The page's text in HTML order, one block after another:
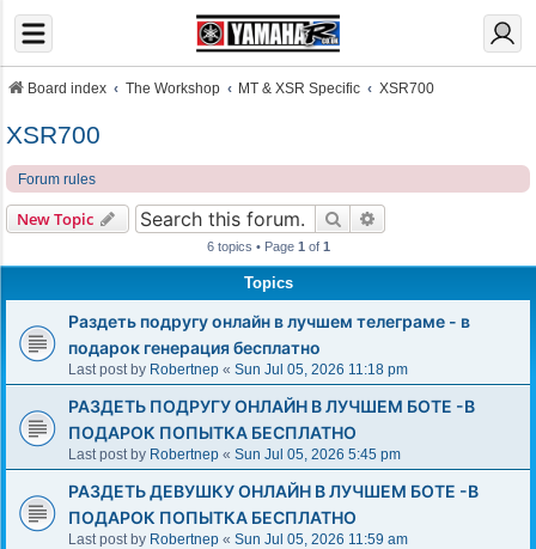
Board index The Workshop MT & XSR Specific XSR700
XSR700
Forum rules
New Topic Search
6 topics • Page 1 of 1
Topics
Раздеть подругу онлайн в лучшем телеграме - в
подарок генерация бесплатно
Last post by Robertnep « Sun Jul 05, 2026 11:18 pm
РАЗДЕТЬ ПОДРУГУ ОНЛАЙН В ЛУЧШЕМ БОТЕ -В
ПОДАРОК ПОПЫТКА БЕСПЛАТНО
Last post by Robertnep « Sun Jul 05, 2026 5:45 pm
РАЗДЕТЬ ДЕВУШКУ ОНЛАЙН В ЛУЧШЕМ БОТЕ -В
ПОДАРОК ПОПЫТКА БЕСПЛАТНО
Last post by Robertnep « Sun Jul 05, 2026 11:59 am